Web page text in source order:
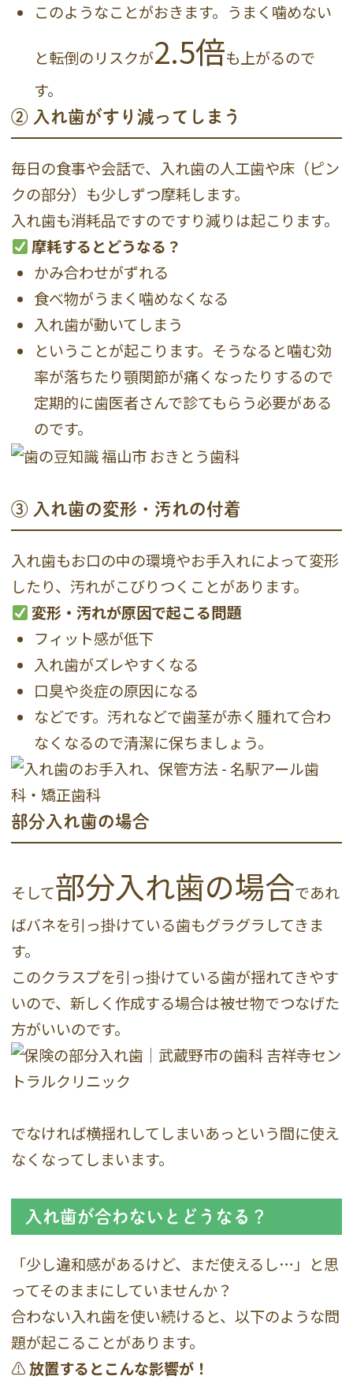
このようなことがおきます。うまく噛めない
と転倒のリスクが2.5倍も上がるので
す。
② 入れ歯がすり減ってしまう
毎日の食事や会話で、入れ歯の人工歯や床（ピン
クの部分）も少しずつ摩耗します。
入れ歯も消耗品ですのですり減りは起こります。
摩耗するとどうなる？
かみ合わせがずれる
食べ物がうまく噛めなくなる
入れ歯が動いてしまう
ということが起こります。そうなると噛む効
率が落ちたり顎関節が痛くなったりするので
定期的に歯医者さんで診てもらう必要がある
のです。
③ 入れ歯の変形・汚れの付着
入れ歯もお口の中の環境やお手入れによって変形
したり、汚れがこびりつくことがあります。
変形・汚れが原因で起こる問題
フィット感が低下
入れ歯がズレやすくなる
口臭や炎症の原因になる
などです。汚れなどで歯茎が赤く腫れて合わ
なくなるので清潔に保ちましょう。
部分入れ歯の場合
そして部分入れ歯の場合であれ
ばバネを引っ掛けている歯もグラグラしてきま
す。
このクラスプを引っ掛けている歯が揺れてきやす
いので、新しく作成する場合は被せ物でつなげた
方がいいのです。
でなければ横揺れしてしまいあっという間に使え
なくなってしまいます。
入れ歯が合わないとどうなる？
「少し違和感があるけど、まだ使えるし…」と思
ってそのままにしていませんか？
合わない入れ歯を使い続けると、以下のような問
題が起こることがあります。
⚠放置するとこんな影響が！